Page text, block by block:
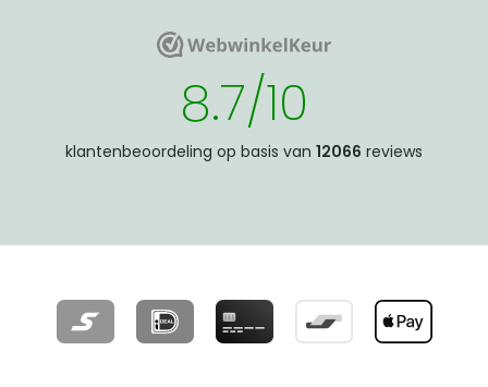
WebwinkelKeurWebwinkelKeur
8.7/10
klantenbeoordeling op basis van 12066 reviews